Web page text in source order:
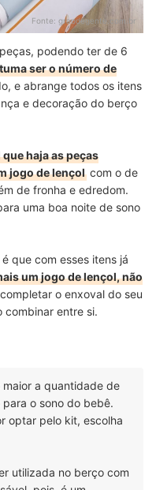
Fonte: graodegente.com.br
podendo ter de 6
ser o número de
e abrange todos os itens
e decoração do berço
haja as peças
jogo de lençol com o de
de fronha e edredom.
uma boa noite de sono
que com esses itens já
um jogo de lençol, não
o enxoval do seu
combinar entre si.
a quantidade de
o sono do bebê.
optar pelo kit, escolha
utilizada no berço com